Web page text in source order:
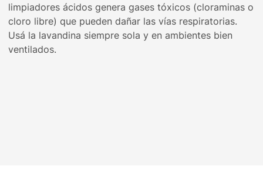
limpiadores ácidos genera gases tóxicos (cloraminas o
cloro libre) que pueden dañar las vías respiratorias.
Usá la lavandina siempre sola y en ambientes bien
ventilados.